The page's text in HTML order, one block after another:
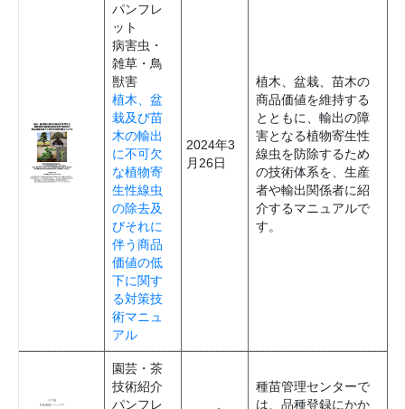
パンフレ
ット
病害虫・
雑草・鳥
獣害
植木、盆
栽及び苗
木の輸出
に不可欠
な植物寄
生性線虫
の除去及
びそれに
伴う商品
価値の低
下に関す
る対策技
術マニュ
アル
2024年3
月26日
植木、盆栽、苗木の
商品価値を維持する
とともに、輸出の障
害となる植物寄生性
線虫を防除するため
の技術体系を、生産
者や輸出関係者に紹
介するマニュアルで
す。
園芸・茶
技術紹介
パンフレ
種苗管理センターで
は、品種登録にかか